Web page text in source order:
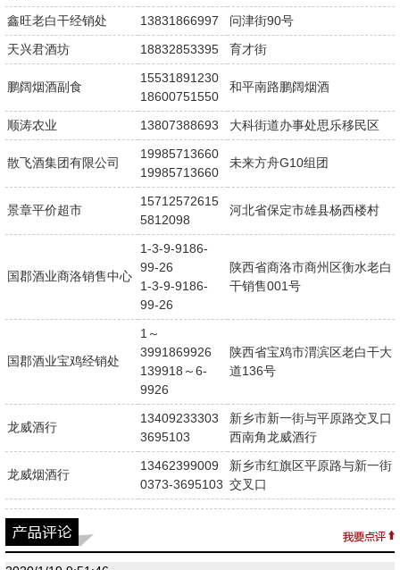
鑫旺老白干经销处 13831866997
问津街90号
天兴君酒坊
18832853395 育才街
鹏阔烟酒副食
15531891230
18600751550
和平南路鹏阔烟酒
顺涛农业 13807388693 大科街道办事处思乐移民区
散飞酒集团有限公司
19985713660
19985713660
未来方舟G10组团
景章平价超市
15712572615
5812098
河北省保定市雄县杨西楼村
国郡酒业商洛销售中心
1-3-9-9186-
99-26
1-3-9-9186-
99-26
陕西省商洛市商州区衡水老白
干销售001号
国郡酒业宝鸡经销处
1～
3991869926
139918～6-
9926
陕西省宝鸡市渭滨区老白干大
道136号
龙威酒行
13409233303
3695103
新乡市新一街与平原路交叉口
西南角龙威酒行
龙威烟酒行
13462399009
0373-3695103
新乡市红旗区平原路与新一街
交叉口